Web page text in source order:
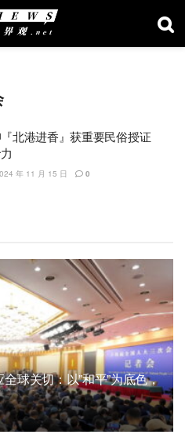
北港进香』获重要民俗授证
年 11 月 15 日 0
球关切：以”和平”为底色，